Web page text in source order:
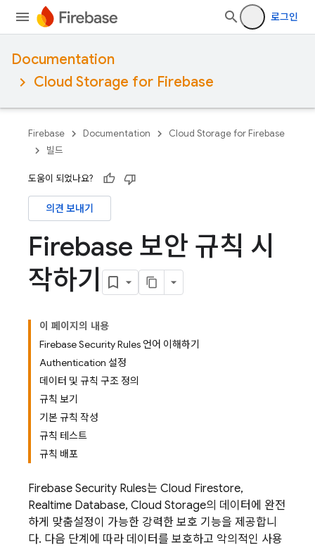
로그인
Documentation
Cloud Storage for Firebase
Firebase Documentation
Cloud Storage for Firebase
빌드
도움이 되었나요?
의견 보내기
Firebase 보안 규칙 시
작하기
이 페이지의 내용
Firebase Security Rules 언어 이해하기
Authentication 설정
데이터 및 규칙 구조 정의
규칙 보기
기본 규칙 작성
규칙 테스트
규칙 배포
Firebase Security Rules는 Cloud Firestore,
Realtime Database, Cloud Storage의 데이터에 완전
하게 맞춤설정이 가능한 강력한 보호 기능을 제공합니
다. 다음 단계에 따라 데이터를 보호하고 악의적인 사용